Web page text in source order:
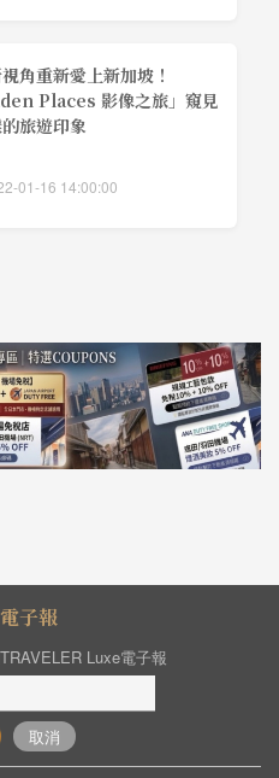
角重新愛上新加坡！
Places 影像之旅」窺見
旅遊印象
01-16 14:00:00
子報
Luxe電子報
取消